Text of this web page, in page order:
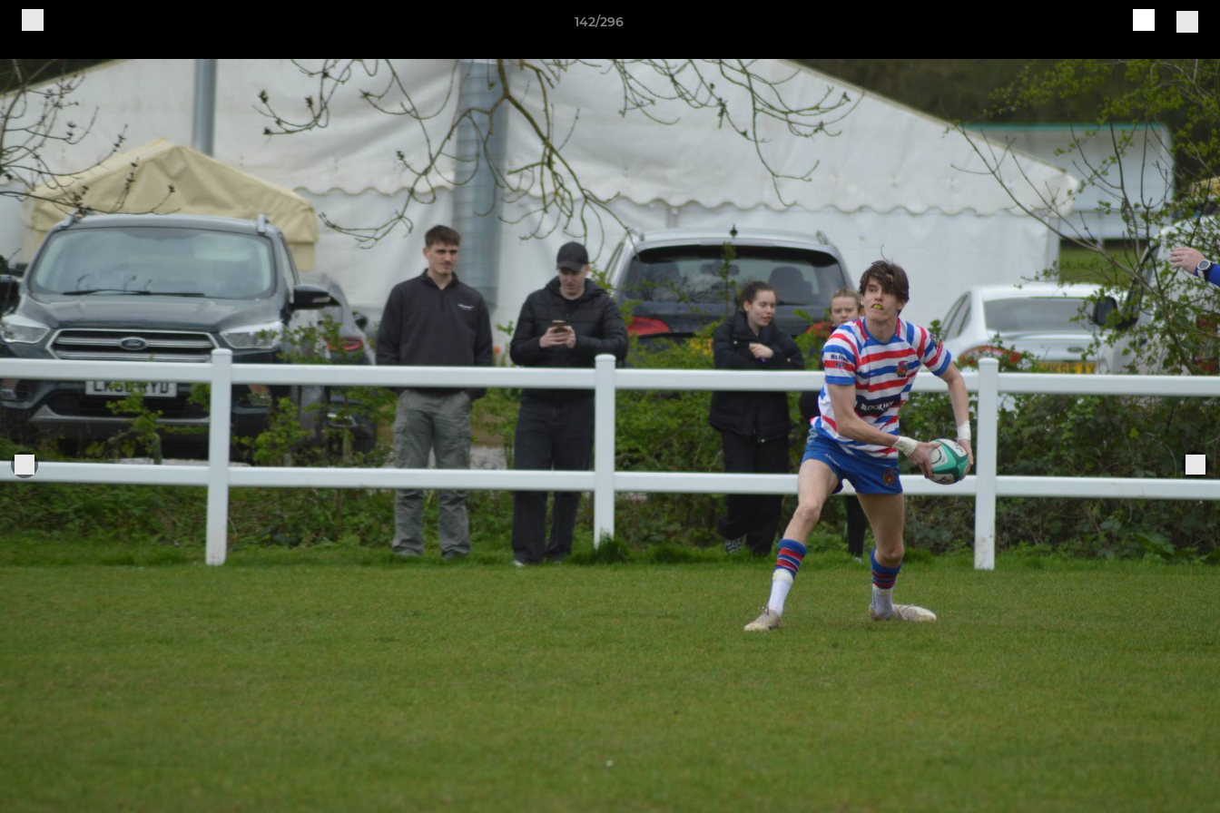
142/296